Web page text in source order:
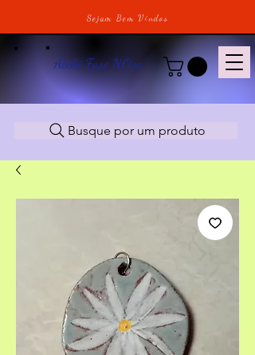
Sejam Bem Vindos
Ateliê Fase NOva
Busque por um produto